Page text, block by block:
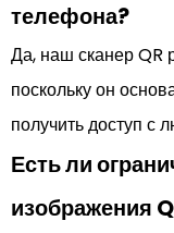
телефона?
Да, наш сканер QR
поскольку он
получить доступ с
Есть ли
изображения